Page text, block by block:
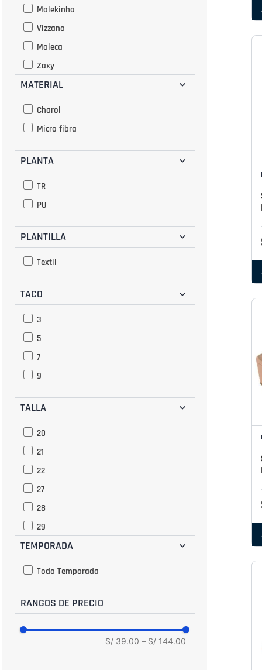
Oro Rosado
Plata
Rosado
Molekinha
Vizzano
Moleca
Zaxy
Ariana
MATERIAL
Charol
Micro fibra
PLANTA
TR
PU
PLANTILLA
Textil
TACO
3
5
7
9
TALLA
20
21
22
27
28
29
30
33
TEMPORADA
Todo Temporada
RANGOS DE PRECIO
S/ 39.00 – S/ 144.00